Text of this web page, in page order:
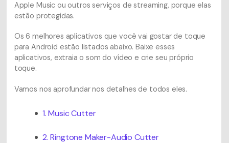
Apple Music ou outros serviços de streaming, porque elas
estão protegidas.
Os 6 melhores aplicativos que você vai gostar de toque
para Android estão listados abaixo. Baixe esses
aplicativos, extraia o som do vídeo e crie seu próprio
toque.
Vamos nos aprofundar nos detalhes de todos eles.
1. Music Cutter
2. Ringtone Maker-Audio Cutter